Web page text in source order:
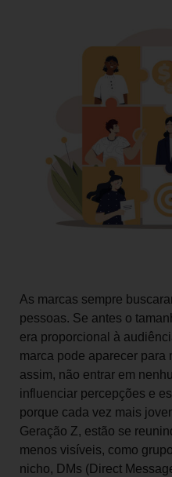
As marcas sempre
pessoas. Se antes o
era proporcional à
marca pode aparecer para
assim, não entrar em
influenciar percepções e
porque cada vez mais
Geração Z, estão se
menos visíveis, como
nicho, DMs (Direct